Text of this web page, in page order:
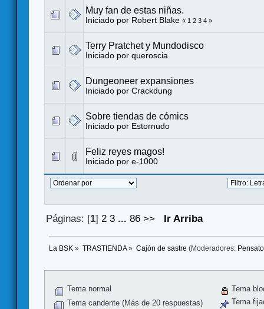
Muy fan de estas niñas.
Iniciado por Robert Blake « 1 2 3 4 »
Terry Pratchet y Mundodisco
Iniciado por queroscia
Dungeoneer expansiones
Iniciado por Crackdung
Sobre tiendas de cómics
Iniciado por Estornudo
Feliz reyes magos!
Iniciado por e-1000
Páginas: [1] 2 3 ...86 >> Ir Arriba
La BSK » TRASTIENDA» Cajón de sastre (Moderadores:
Tema normal
Tema candente (Más de 20 respuestas)
Tema
Tema